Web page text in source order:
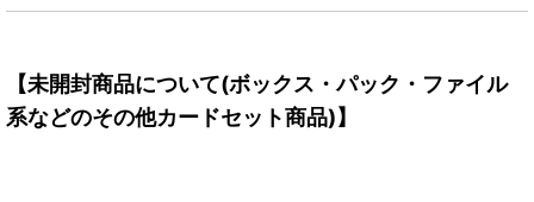
【未開封商品について(ボックス・パック・ファイル
系などのその他カードセット商品)】